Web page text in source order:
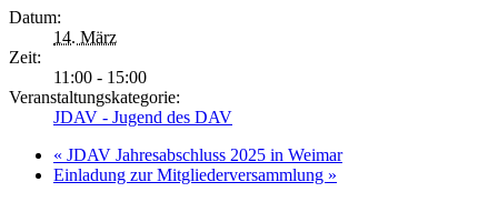
Datum:
14. März
Zeit:
11:00 - 15:00
Veranstaltungskategorie:
JDAV - Jugend des DAV
« JDAV Jahresabschluss 2025 in Weimar
Einladung zur Mitgliederversammlung »